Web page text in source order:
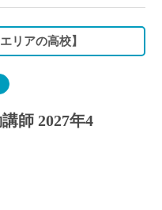
リアの高校】
師 2027年4